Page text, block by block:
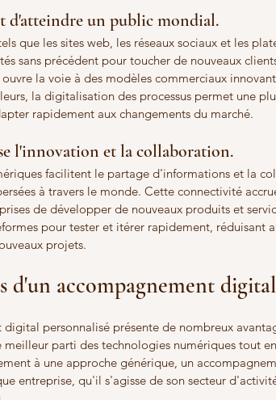
d'atteindre un public mondial.
que les sites web, les réseaux sociaux et les
sans précédent pour toucher de nouveaux
la voie à des modèles commerciaux
la digitalisation des processus permet une
rapidement aux changements du marché.
l'innovation et la collaboration.
facilitent le partage d'informations et la
à travers le monde. Cette connectivité
de développer de nouveaux produits et
pour tester et itérer rapidement, réduisant
projets.
d'un accompagnement
personnalisé présente de nombreux
parti des technologies numériques tout
à une approche générique, un
entreprise, qu'il s'agisse de son secteur